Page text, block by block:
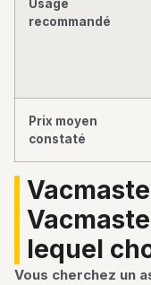
Usage
recommandé
Prix moyen
constaté
lequel
Vous cherchez un